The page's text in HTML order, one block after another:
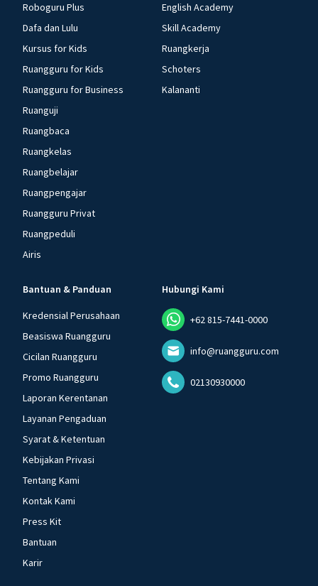
Roboguru Plus
Dafa dan Lulu
Kursus for Kids
Ruangguru for Kids
Ruangguru for Business
Ruanguji
Ruangbaca
Ruangkelas
Ruangbelajar
Ruangpengajar
Ruangguru Privat
Ruangpeduli
Airis
English Academy
Skill Academy
Ruangkerja
Schoters
Kalananti
Bantuan & Panduan
Kredensial Perusahaan
Beasiswa Ruangguru
Cicilan Ruangguru
Promo Ruangguru
Laporan Kerentanan
Layanan Pengaduan
Syarat & Ketentuan
Kebijakan Privasi
Tentang Kami
Kontak Kami
Press Kit
Bantuan
Karir
Hubungi Kami
+62 815-7441-0000
info@ruangguru.com
02130930000